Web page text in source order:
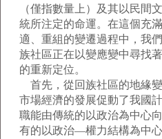
（僅指數量上）及其以民間
統所注定的命運。在這個充
適、重組的變遷過程中，我
族社區正在以變應變中尋找
的重新定位。
首先，從回族社區的地緣
市場經濟的發展促動了我國
職能由傳統的以政治為中心
有的以政治—權力結構為中